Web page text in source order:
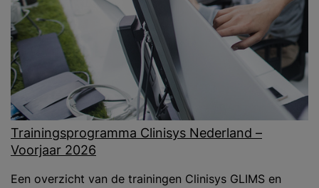
Trainingsprogramma Clinisys Nederland –
Voorjaar 2026
Een overzicht van de trainingen Clinisys GLIMS en